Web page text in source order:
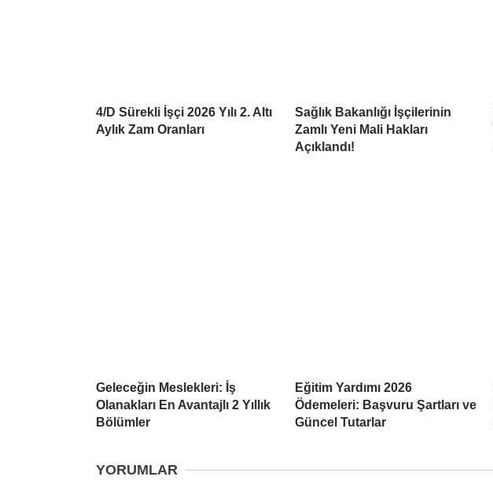
4/D Sürekli İşçi 2026 Yılı 2. Altı
Aylık Zam Oranları
Sağlık Bakanlığı İşçilerinin
Zamlı Yeni Mali Hakları
Açıklandı!
Geleceğin Meslekleri: İş
Olanakları En Avantajlı 2 Yıllık
Bölümler
Eğitim Yardımı 2026
Ödemeleri: Başvuru Şartları ve
Güncel Tutarlar
YORUMLAR